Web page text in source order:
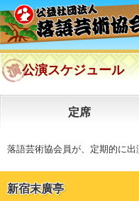
公演スケジュール
定席
落語芸術協会員が、定期的に出
新宿末廣亭